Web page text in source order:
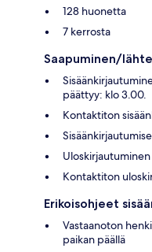
128 huonetta
7 kerrosta
Saapuminen/
päättyy: klo 3.00.
Kontaktiton
Kontaktiton
Erikoisohjeet
Vastaanoton
paikan päällä